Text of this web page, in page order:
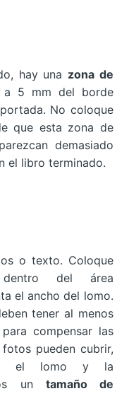
hay una zona de
a 5 mm del borde
No coloque
que esta zona de
demasiado
el libro terminado.
o texto. Coloque
dentro del área
el ancho del lomo.
tener al menos
compensar las
pueden cubrir,
el lomo y la
un tamaño de